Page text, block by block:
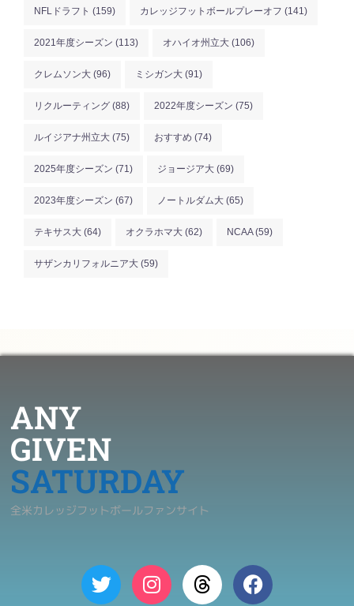
NFLドラフト (159) カレッジフットボールプレーオフ (141)
2021年度シーズン (113) オハイオ州立大 (106)
クレムソン大 (96) ミシガン大 (91)
リクルーティング (88) 2022年度シーズン (75)
ルイジアナ州立大 (75) おすすめ (74)
2025年度シーズン (71) ジョージア大 (69)
2023年度シーズン (67) ノートルダム大 (65)
テキサス大 (64) オクラホマ大 (62) NCAA(59)
サザンカリフォルニア大 (59)
ANY
GIVEN
SATURDAY
全米カレッジフットボールファンサイト